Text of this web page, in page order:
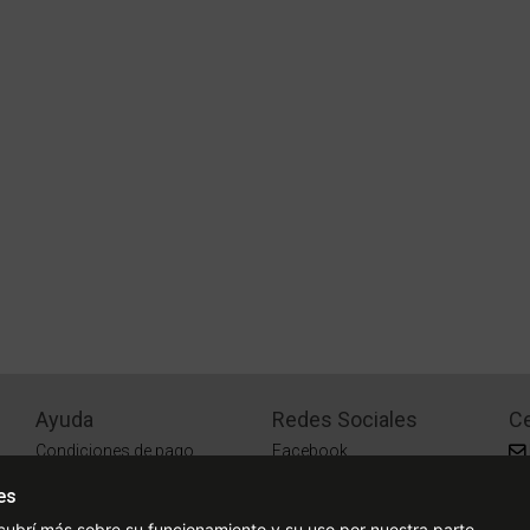
Ayuda
Condiciones de pago
¿Cómo comprar?
Redes Sociales
Facebook